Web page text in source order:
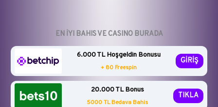
EN İYI BAHIS VE CASINO BURADA
6.000 TL Hoşgeldin Bonusu
+ 80 Freespin
GİRİŞ
20.000 TL Bonus
5000 TL Bedava Bahis
TIKLA